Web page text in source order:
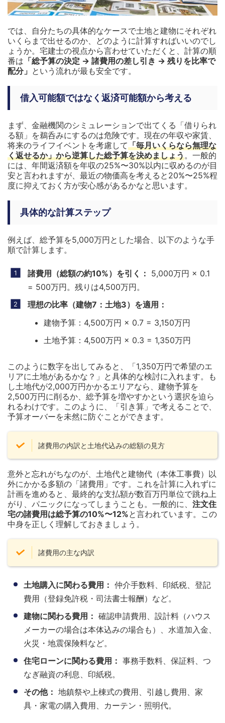
では、自分たちの具体的なケースで土地と建物にそれぞれ
いくらまで出せるのか、どのように計算すればいいのでし
ょうか。宅建士の視点から言わせていただくと、計算の順
番は 「総予算の決定 → 諸費用の差し引き → 残りを比率で
配分」 という流れが最も安全です。
借入可能額ではなく返済可能額から考える
まず、金融機関のシミュレーションで出てくる「借りられ
る額」を鵜呑みにするのは危険です。現在の年収や家賃、
将来のライフイベントを考慮して「毎月いくらなら無理な
く返せるか」から逆算した総予算を決めましょう。一般的
には、年間返済額を年収の25%〜30%以内に収めるのが目
安と言われますが、最近の物価高を考えると20%〜25%程
度に抑えておく方が安心感があるかなと思います。
具体的な計算ステップ
例えば、総予算を5,000万円とした場合、以下のような手
順で計算します。
諸費用（総額の約10%）を引く： 5,000万円 × 0.1
= 500万円。残りは4,500万円。
理想の比率（建物7：土地3）を適用：
建物予算：4,500万円 × 0.7 = 3,150万円
土地予算：4,500万円 × 0.3 = 1,350万円
このように数字を出してみると、「1,350万円で希望のエ
リアに土地があるかな？」と具体的な検討に入れます。も
し土地代が2,000万円かかるエリアなら、建物予算を
2,500万円に削るか、総予算を増やすかという選択を迫ら
れるわけです。このように、「引き算」で考えることで、
予算オーバーを未然に防ぐことができます。
諸費用の内訳と土地代込みの総額の見方
意外と忘れがちなのが、土地代と建物代（本体工事費）以
外にかかる多額の「諸費用」です。これを計算に入れずに
計画を進めると、最終的な支払額が数百万円単位で跳ね上
がり、パニックになってしまうことも。一般的に、 注文住
宅の諸費用は総予算の10%〜12%と言われています。この
中身を正しく理解しておきましょう。
諸費用の主な内訳
土地購入に関わる費用： 仲介手数料、印紙税、登記
費用（登録免許税・司法書士報酬）など。
建物に関わる費用： 確認申請費用、設計料（ハウス
メーカーの場合は本体込みの場合も）、水道加入金、
火災・地震保険料など。
住宅ローンに関わる費用： 事務手数料、保証料、つ
なぎ融資の利息、印紙税。
その他： 地鎮祭や上棟式の費用、引越し費用、家
具・家電の購入費用、カーテン・照明代。